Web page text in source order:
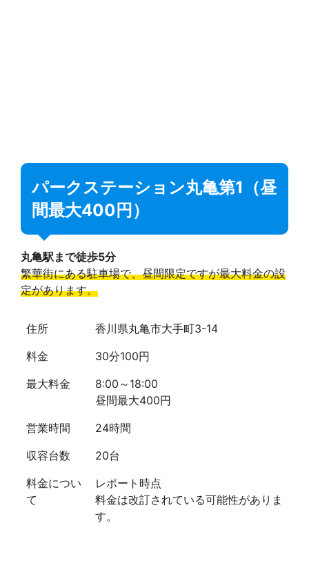
パークステーション丸亀第1（昼
間最大400円）
丸亀駅まで徒歩5分
繁華街にある駐車場で、昼間限定ですが最大料金の設
定があります。
住所
香川県丸亀市大手町3-14
料金
30分100円
最大料金
8:00～18:00
昼間最大400円
営業時間
24時間
収容台数
20台
料金につい
て
レポート時点
料金は改訂されている可能性がありま
す。